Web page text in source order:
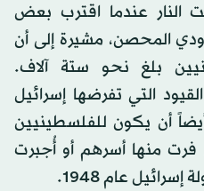
النار عندما اقترب بعض
المحصن، مشيرة إلى أن
بلغ نحو ستة آلاف.
التي تفرضها إسرائيل
أن يكون للفلسطينيين
فرت منها أسرهم أو أُجبرت
عام 1948.